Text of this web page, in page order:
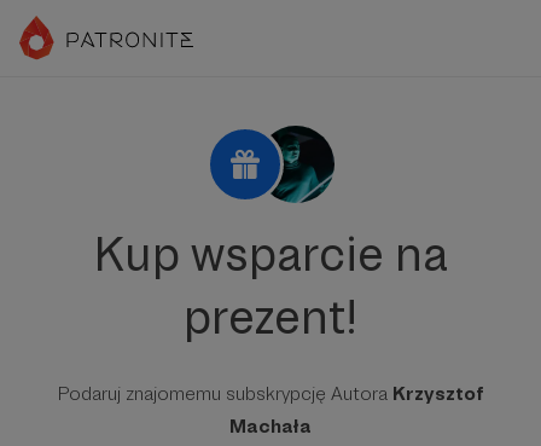
Kup wsparcie na
prezent!
Podaruj znajomemu subskrypcję Autora Krzysztof
Machała